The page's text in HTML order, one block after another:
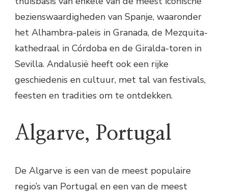
bezienswaardigheden van Spanje, waaronder
het Alhambra-paleis in Granada, de Mezquita-
kathedraal in Córdoba en de Giralda-toren in
Sevilla. Andalusië heeft ook een rijke
geschiedenis en cultuur, met tal van festivals,
feesten en tradities om te ontdekken.
Algarve, Portugal
De Algarve is een van de meest populaire
regio’s van Portugal en een van de meest